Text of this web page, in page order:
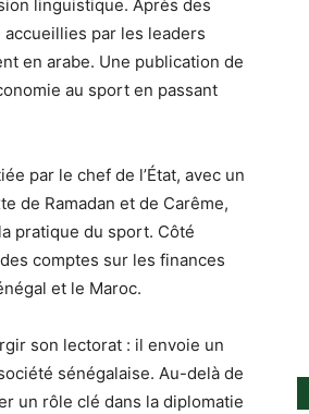
linguistique. Après des
par les leaders
en arabe. Une publication de
au sport en passant
par le chef de l’État, avec un
de Ramadan et de Carême,
pratique du sport. Côté
comptes sur les finances
et le Maroc.
son lectorat : il envoie un
sénégalaise. Au-delà de
un rôle clé dans la diplomatie